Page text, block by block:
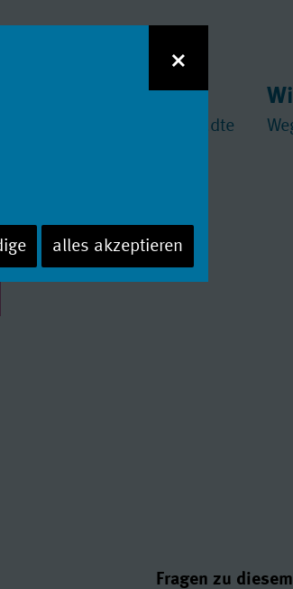
Wo studieren?
Städte
Links und
Fragen zu
×
alles akzeptieren